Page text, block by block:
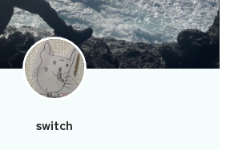
switch